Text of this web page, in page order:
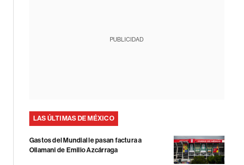
PUBLICIDAD
LAS ÚLTIMAS DE MÉXICO
Gastos del Mundial le pasan factura a
Ollamani de Emilio Azcárraga